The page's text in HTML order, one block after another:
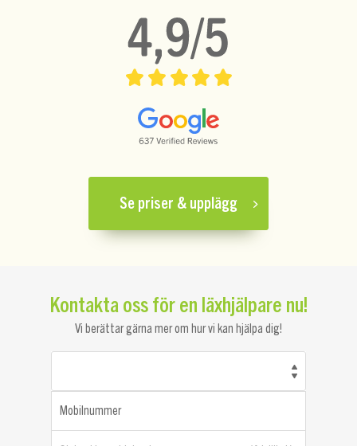
Se priser & upplägg
Kontakta oss för en läxhjälpare nu!
Vi berättar gärna mer om hur vi kan hjälpa dig!
Mobilnummer